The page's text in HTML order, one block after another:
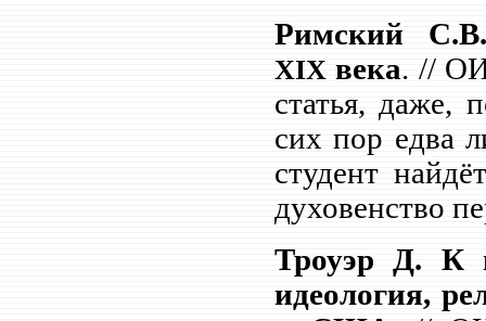
Римский
XIX века. //
статья, даже,
сих пор едва
студент
духовенство
Троуэр Д. К
идеология,